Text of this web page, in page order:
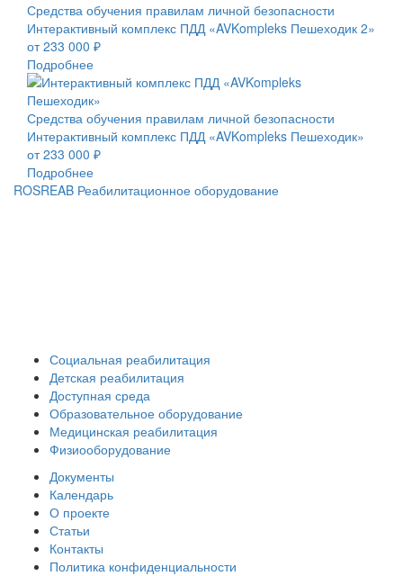
Средства обучения правилам личной безопасности
Интерактивный комплекс ПДД «AVKompleks Пешеходик 2»
от 233 000 ₽
Подробнее
Средства обучения правилам личной безопасности
Интерактивный комплекс ПДД «AVKompleks Пешеходик»
от 233 000 ₽
Подробнее
ROSREAB Реабилитационное оборудование
Социальная реабилитация
Детская реабилитация
Доступная среда
Образовательное оборудование
Медицинская реабилитация
Физиооборудование
Документы
Календарь
О проекте
Статьи
Контакты
Политика конфиденциальности